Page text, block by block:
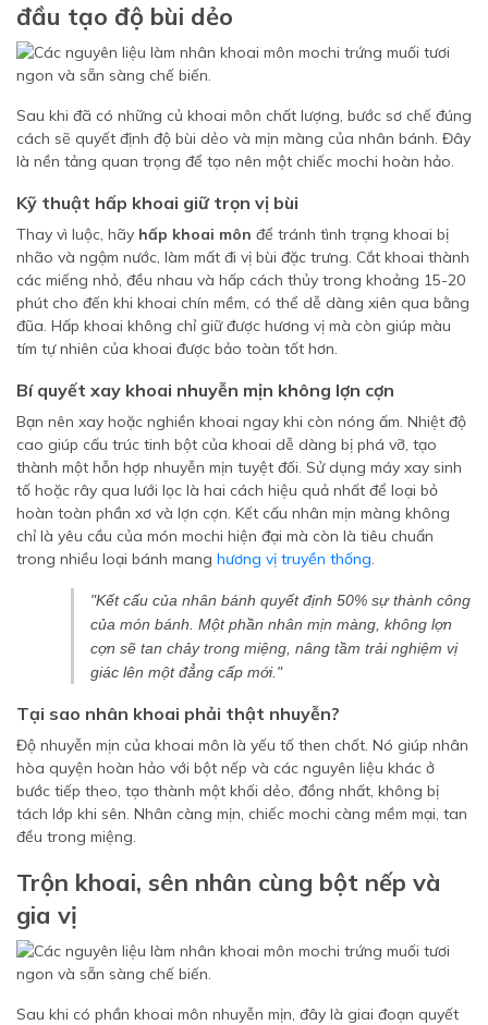
đầu tạo độ bùi dẻo
Sau khi đã có những củ khoai môn chất lượng, bước sơ chế đúng
cách sẽ quyết định độ bùi dẻo và mịn màng của nhân bánh. Đây
là nền tảng quan trọng để tạo nên một chiếc mochi hoàn hảo.
Kỹ thuật hấp khoai giữ trọn vị bùi
Thay vì luộc, hãy hấp khoai môn để tránh tình trạng khoai bị
nhão và ngậm nước, làm mất đi vị bùi đặc trưng. Cắt khoai thành
các miếng nhỏ, đều nhau và hấp cách thủy trong khoảng 15-20
phút cho đến khi khoai chín mềm, có thể dễ dàng xiên qua bằng
đũa. Hấp khoai không chỉ giữ được hương vị mà còn giúp màu
tím tự nhiên của khoai được bảo toàn tốt hơn.
Bí quyết xay khoai nhuyễn mịn không lợn cợn
Bạn nên xay hoặc nghiền khoai ngay khi còn nóng ấm. Nhiệt độ
cao giúp cấu trúc tinh bột của khoai dễ dàng bị phá vỡ, tạo
thành một hỗn hợp nhuyễn mịn tuyệt đối. Sử dụng máy xay sinh
tố hoặc rây qua lưới lọc là hai cách hiệu quả nhất để loại bỏ
hoàn toàn phần xơ và lợn cợn. Kết cấu nhân mịn màng không
chỉ là yêu cầu của món mochi hiện đại mà còn là tiêu chuẩn
trong nhiều loại bánh mang hương vị truyền thống.
"Kết cấu của nhân bánh quyết định 50% sự thành công
của món bánh. Một phần nhân mịn màng, không lợn
cợn sẽ tan chảy trong miệng, nâng tầm trải nghiệm vị
giác lên một đẳng cấp mới."
Tại sao nhân khoai phải thật nhuyễn?
Độ nhuyễn mịn của khoai môn là yếu tố then chốt. Nó giúp nhân
hòa quyện hoàn hảo với bột nếp và các nguyên liệu khác ở
bước tiếp theo, tạo thành một khối dẻo, đồng nhất, không bị
tách lớp khi sên. Nhân càng mịn, chiếc mochi càng mềm mại, tan
đều trong miệng.
Trộn khoai, sên nhân cùng bột nếp và
gia vị
Sau khi có phần khoai môn nhuyễn mịn, đây là giai đoạn quyết